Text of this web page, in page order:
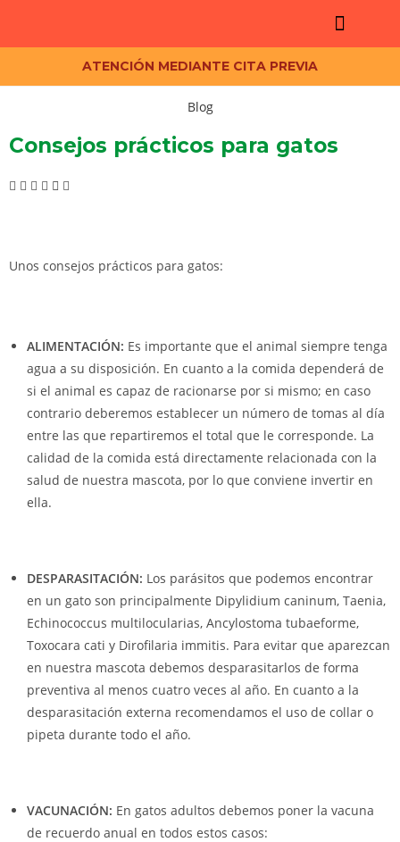
ATENCIÓN MEDIANTE CITA PREVIA
Blog
Consejos prácticos para gatos
Unos consejos prácticos para gatos:
ALIMENTACIÓN: Es importante que el animal siempre tenga
agua a su disposición. En cuanto a la comida dependerá de
si el animal es capaz de racionarse por si mismo; en caso
contrario deberemos establecer un número de tomas al día
entre las que repartiremos el total que le corresponde. La
calidad de la comida está directamente relacionada con la
salud de nuestra mascota, por lo que conviene invertir en
ella.
DESPARASITACIÓN: Los parásitos que podemos encontrar
en un gato son principalmente Dipylidium caninum, Taenia,
Echinococcus multilocularias, Ancylostoma tubaeforme,
Toxocara cati y Dirofilaria immitis. Para evitar que aparezcan
en nuestra mascota debemos desparasitarlos de forma
preventiva al menos cuatro veces al año. En cuanto a la
desparasitación externa recomendamos el uso de collar o
pipeta durante todo el año.
VACUNACIÓN: En gatos adultos debemos poner la vacuna
de recuerdo anual en todos estos casos: